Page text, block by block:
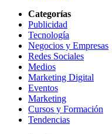
Categorías
Publicidad
Tecnología
Negocios y Empresas
Redes Sociales
Medios
Marketing Digital
Eventos
Marketing
Cursos y Formación
Tendencias